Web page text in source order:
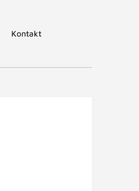
Kontakt